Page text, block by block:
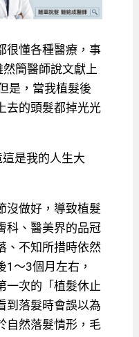
很懂各種醫療，事
簡醫師說文獻上
是，當我植髮後
去的頭髮都掉光光
是我的人生大
沒做好，導致植髮
科、醫美界的品冠
、不知所措時依然
1～3個月左右，
一次的「植髮休止
到落髮時會誤以為
自然落髮情形，毛